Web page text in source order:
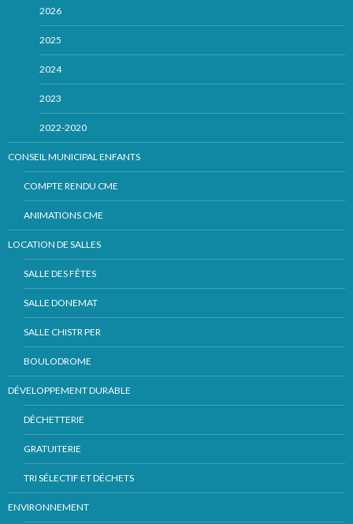
2026
2025
2024
2023
2022-2020
CONSEIL MUNICIPAL ENFANTS
COMPTE RENDU CME
ANIMATIONS CME
LOCATION DE SALLES
SALLE DES FÊTES
SALLE DONEMAT
SALLE CHISTR PER
BOULODROME
DÉVELOPPEMENT DURABLE
DÉCHETTERIE
GRATUITERIE
TRI SÉLECTIF ET DÉCHETS
ENVIRONNEMENT